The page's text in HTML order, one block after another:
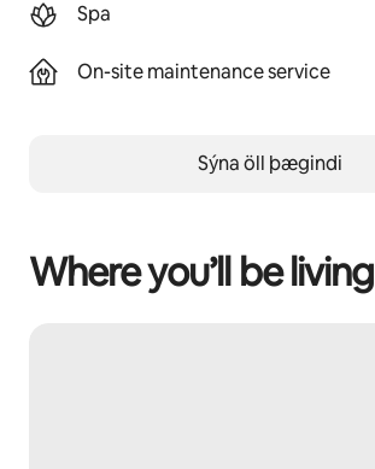
Spa
On-site maintenance service
Sýna öll þægindi
Where you’ll be living